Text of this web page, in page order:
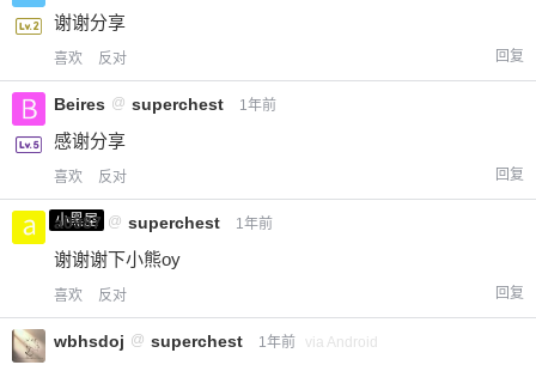
谢谢分享
喜欢 反对 回复
Beires @ superchest 1年前
感谢分享
喜欢 反对 回复
小黑屋
a0987 @ superchest 1年前
谢谢谢下小熊oy
喜欢 反对 回复
wbhsdoj @ superchest 1年前 via Android